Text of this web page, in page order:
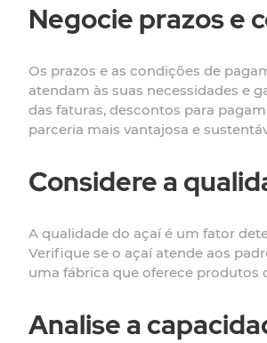
Negocie prazos e
Os prazos e as condições de
atendam às suas necessidades e
das faturas, descontos para
parceria mais vantajosa e
Considere a
A qualidade do açaí é um fator
Verifique se o açaí atende aos
uma fábrica que oferece produtos
Analise a